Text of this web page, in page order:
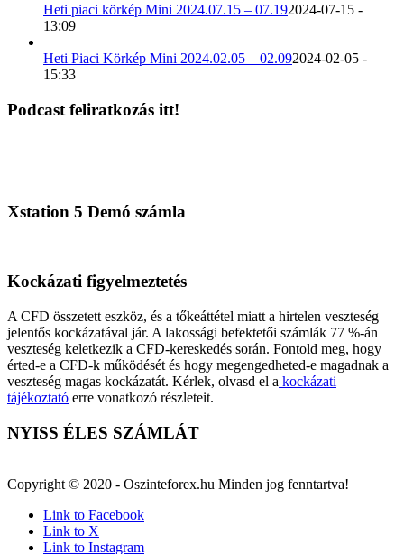
Heti piaci körkép Mini 2024.07.15 – 07.192024-07-15 -
13:09
Heti Piaci Körkép Mini 2024.02.05 – 02.092024-02-05 -
15:33
Podcast feliratkozás itt!
Xstation 5 Demó számla
Kockázati figyelmeztetés
A CFD összetett eszköz, és a tőkeáttétel miatt a hirtelen veszteség
jelentős kockázatával jár. A lakossági befektetői számlák 77 %-án
veszteség keletkezik a CFD-kereskedés során. Fontold meg, hogy
érted-e a CFD-k működését és hogy megengedheted-e magadnak a
veszteség magas kockázatát. Kérlek, olvasd el a kockázati
tájékoztató erre vonatkozó részleteit.
NYISS ÉLES SZÁMLÁT
Copyright © 2020 - Oszinteforex.hu Minden jog fenntartva!
Link to Facebook
Link to X
Link to Instagram